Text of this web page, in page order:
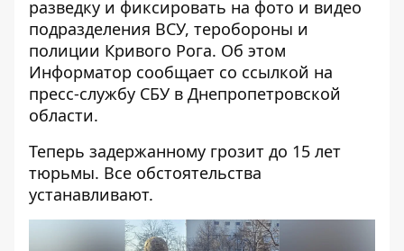
разведку и фиксировать на фото и видео
подразделения ВСУ, теробороны и
полиции Кривого Рога. Об этом
Информатор сообщает со ссылкой на
пресс-службу СБУ в Днепропетровской
области.
Теперь задержанному грозит до 15 лет
тюрьмы. Все обстоятельства
устанавливают.